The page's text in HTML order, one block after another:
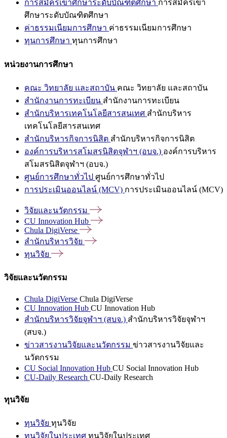
การสมัครเข้าศึกษาระดับบัณฑิตศึกษา การสมัครเข้า
ศึกษาระดับบัณฑิตศึกษา
ค่าธรรมเนียมการศึกษา ค่าธรรมเนียมการศึกษา
ทุนการศึกษา ทุนการศึกษา
หน่วยงานการศึกษา
คณะ วิทยาลัย และสถาบัน คณะ วิทยาลัย และสถาบัน
สำนักงานการทะเบียน สำนักงานการทะเบียน
สำนักบริหารเทคโนโลยีสารสนเทศ สำนักบริหาร
เทคโนโลยีสารสนเทศ
สำนักบริหารกิจการนิสิต สำนักบริหารกิจการนิสิต
องค์การบริหารสโมสรนิสิตจุฬาฯ (อบจ.) องค์การบริหาร
สโมสรนิสิตจุฬาฯ (อบจ.)
ศูนย์การศึกษาทั่วไป ศูนย์การศึกษาทั่วไป
การประเมินออนไลน์ (MCV) การประเมินออนไลน์ (MCV)
วิจัยและนวัตกรรม
CU Innovation Hub
Chula DigiVerse
สำนักบริหารวิจัย
ทุนวิจัย
วิจัยและนวัตกรรม
Chula DigiVerse Chula DigiVerse
CU Innovation Hub CU Innovation Hub
สำนักบริหารวิจัยจุฬาฯ (สบจ.) สำนักบริหารวิจัยจุฬาฯ
(สบจ.)
ข่าวสารงานวิจัยและนวัตกรรม ข่าวสารงานวิจัยและ
นวัตกรรม
CU Social Innovation Hub CU Social Innovation Hub
CU-Daily Research CU-Daily Research
ทุนวิจัย
ทุนวิจัย ทุนวิจัย
ทุนวิจัยในประเทศ ทุนวิจัยในประเทศ